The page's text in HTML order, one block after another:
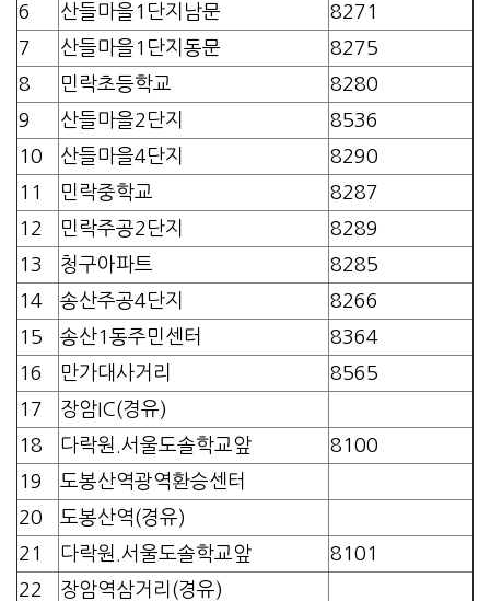
6
산들마을1단지남문
8271
7
산들마을1단지동문
8275
8
민락초등학교
8280
9
산들마을2단지
8536
10
산들마을4단지
8290
11
민락중학교
8287
12
민락주공2단지
8289
13
청구아파트
8285
14
송산주공4단지
8266
15
송산1동주민센터
8364
16
만가대사거리
8565
17
장암IC(경유)
18
다락원.서울도솔학교앞
8100
19
도봉산역광역환승센터
20
도봉산역(경유)
21
다락원.서울도솔학교앞
8101
22
장암역삼거리(경유)